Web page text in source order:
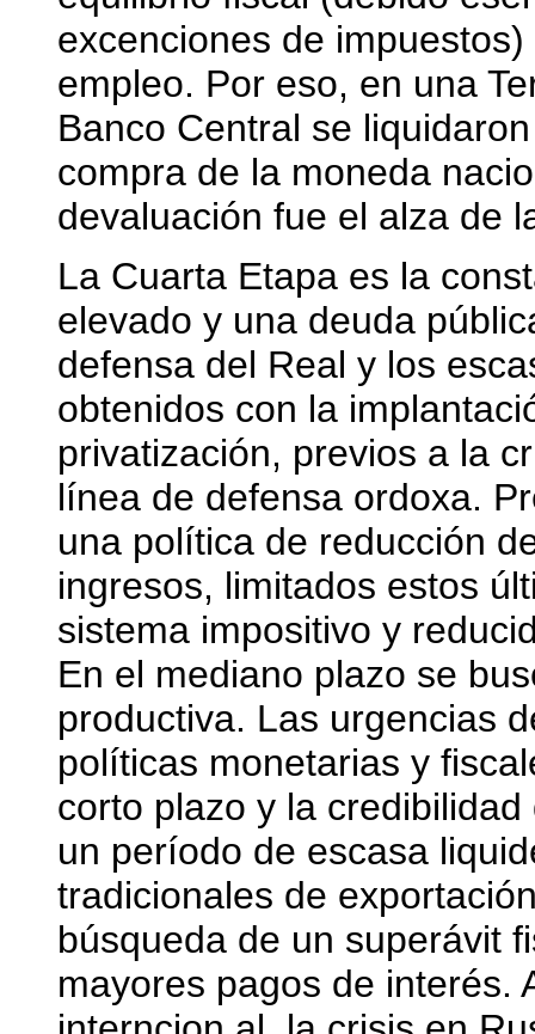
excenciones de
empleo. Por eso, en una
Banco Central se
compra de la moneda
devaluación fue el alza de
La Cuarta Etapa es la
elevado y una deuda
defensa del Real y los
obtenidos con la
privatización, previos a la
línea de defensa ordoxa.
una política de reducción
ingresos, limitados estos
sistema impositivo y
En el mediano plazo se
productiva. Las urgencias
políticas monetarias y
corto plazo y la
un período de escasa
tradicionales de
búsqueda de un superávit
mayores pagos de interés.